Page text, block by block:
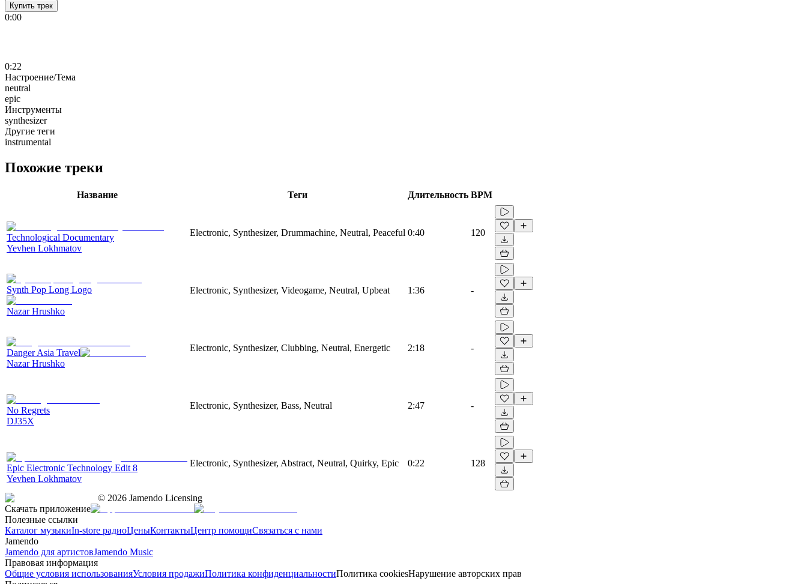
Купить трек
0:00
0:22
Настроение/Тема
neutral
epic
Инструменты
synthesizer
Другие теги
instrumental
Похожие треки
Название Теги Длительность BPM
Technological Documentary
Yevhen Lokhmatov
Electronic, Synthesizer, Drummachine, Neutral, Peaceful 0:40 120
Synth Pop Long Logo
Nazar Hrushko
Electronic, Synthesizer, Videogame, Neutral, Upbeat 1:36 -
Danger Asia Travel
Nazar Hrushko
Electronic, Synthesizer, Clubbing, Neutral, Energetic 2:18 -
No Regrets
DJ35X
Electronic, Synthesizer, Bass, Neutral 2:47 -
Epic Electronic Technology Edit 8
Yevhen Lokhmatov
Electronic, Synthesizer, Abstract, Neutral, Quirky, Epic 0:22 128
© 2026 Jamendo Licensing
Скачать приложение
Полезные ссылки
Каталог музыкиIn-store радиоЦеныКонтактыЦентр помощиСвязаться с нами
Jamendo
Jamendo для артистовJamendo Music
Правовая информация
Общие условия использованияУсловия продажиПолитика конфиденциальностиПолитика cookiesНарушение авторских прав